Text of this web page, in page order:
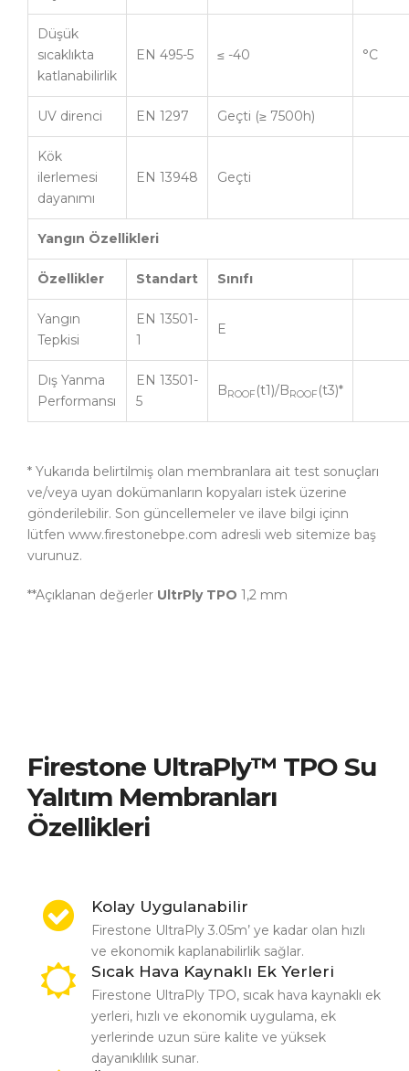
Düşük
sıcaklıkta
katlanabilirlik
EN 495-5 ≤ -40 °C
UV direnci EN 1297 Geçti (≥ 7500h)
Kök
ilerlemesi
dayanımı
EN 13948 Geçti
Yangın Özellikleri
Özellikler Standart Sınıfı
Yangın
Tepkisi
EN 13501-
1
E
Dış Yanma
Performansı
EN 13501-
5
BROOF (t1)/BROOF (t3)*
* Yukarıda belirtilmiş olan membranlara ait test sonuçları
ve/veya uyan dokümanların kopyaları istek üzerine
gönderilebilir. Son güncellemeler ve ilave bilgi içinn
lütfen www.firestonebpe.com adresli web sitemize baş
vurunuz.
**Açıklanan değerler UltrPly TPO 1,2 mm
Firestone UltraPly™ TPO Su
Yalıtım Membranları
Özellikleri
Kolay Uygulanabilir
Firestone UltraPly 3.05m’ ye kadar olan hızlı
ve ekonomik kaplanabilirlik sağlar.
Sıcak Hava Kaynaklı Ek Yerleri
Firestone UltraPly TPO, sıcak hava kaynaklı ek
yerleri, hızlı ve ekonomik uygulama, ek
yerlerinde uzun süre kalite ve yüksek
dayanıklılık sunar.